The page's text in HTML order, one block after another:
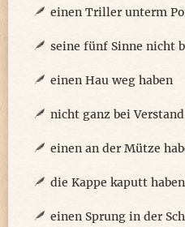
einen Triller unterm
seine fünf Sinne nicht
einen Hau weg haben
nicht ganz bei
einen an der Mütze
die Kappe kaputt haben
einen Sprung in der